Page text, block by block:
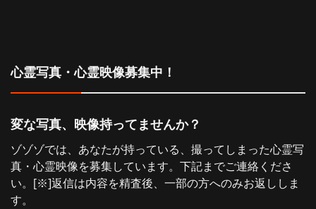
心霊写真・心霊映像募集中！
変な写真、映像持ってませんか？
ゾゾゾでは、あなたが持っている、撮ってしまった心霊写
真・心霊映像を募集しています。下記までご連絡くださ
い。[※]返信は内容を精査後、一部の方へのみお返ししま
す。